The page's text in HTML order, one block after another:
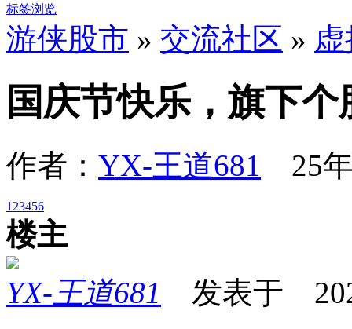
标签浏览
游侠股市 » 交流社区 »
国庆节快乐，旗下
作者： YX-王道681 25
1 23456
楼主
YX-王道681
发表于